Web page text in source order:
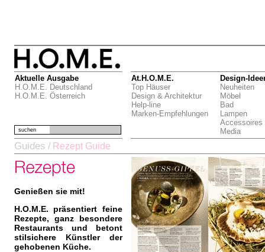
Aktuelle Ausgabe
H.O.M.E. Deutschland
H.O.M.E. Österreich
At.H.O.M.E.
Top Häuser
Design & Architektur
Help-line
Marken-Empfehlungen
Design-
Neuheiten
Möbel
Bad
Lampen
Accessoires
Media
suchen
Guides / Rezept Guide
Genießen sie mit!
H.O.M.E. präsentiert feine
Rezepte, ganz besondere
Restaurants und betont
stilsichere Künstler der
gehobenen Küche.